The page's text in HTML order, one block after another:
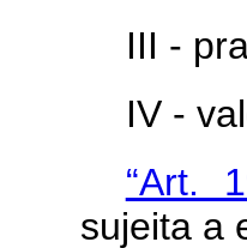
III -
IV -
“Art.
sujeita a